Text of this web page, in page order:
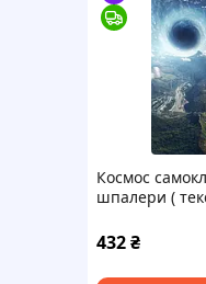
Космос
шпалери (
432₴